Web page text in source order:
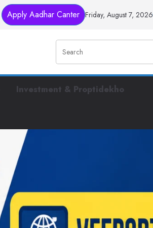
Apply Aadhar Canter Friday, August 7, 2026
Investment & Proptidekho